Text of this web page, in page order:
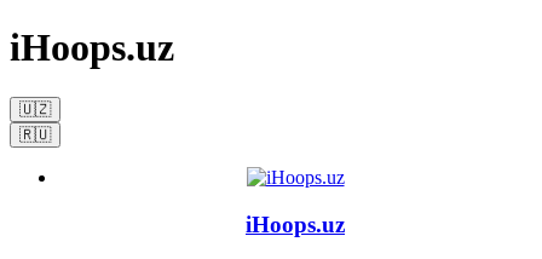
iHoops.uz
🇺🇿
🇷🇺
iHoops.uz